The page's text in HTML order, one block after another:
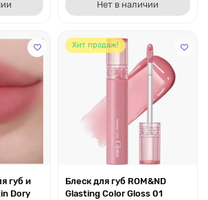
Нет в наличии
губ и
Dory
Хит продаж!
Блеск для губ ROM&ND
Glasting Color Gloss 01